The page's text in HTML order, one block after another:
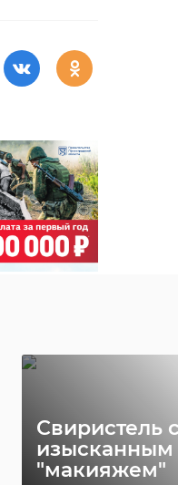
Свиристель
изысканным
"макияжем"